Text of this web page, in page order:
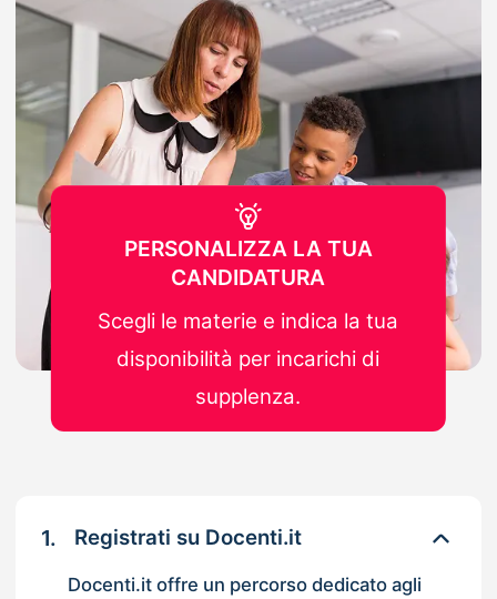
1. Registrati su Docenti.it
Docenti.it offre un percorso dedicato agli
PERSONALIZZA LA TUA
CANDIDATURA
Scegli le materie e indica la tua
disponibilità per incarichi di
supplenza.